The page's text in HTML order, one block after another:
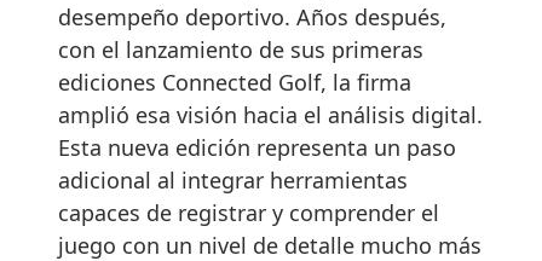
desempeño deportivo. Años después,
con el lanzamiento de sus primeras
ediciones Connected Golf, la firma
amplió esa visión hacia el análisis digital.
Esta nueva edición representa un paso
adicional al integrar herramientas
capaces de registrar y comprender el
juego con un nivel de detalle mucho más